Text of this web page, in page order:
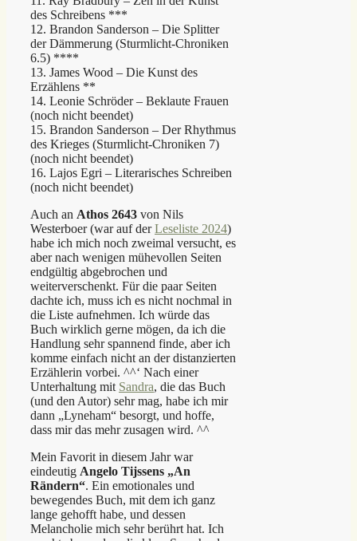
des Schreibens ***
12. Brandon Sanderson – Die Splitter
der Dämmerung (Sturmlicht-Chroniken
6.5) ****
13. James Wood – Die Kunst des
Erzählens **
14. Leonie Schröder – Beklaute Frauen
(noch nicht beendet)
15. Brandon Sanderson – Der Rhythmus
des Krieges (Sturmlicht-Chroniken 7)
(noch nicht beendet)
16. Lajos Egri – Literarisches Schreiben
(noch nicht beendet)
Auch an Athos 2643 von Nils
Westerboer (war auf derLeseliste 2024)
habe ich mich noch zweimal versucht, es
aber nach wenigen mühevollen Seiten
endgültig abgebrochen und
weiterverschenkt. Für die paar Seiten
dachte ich, muss ich es nicht nochmal in
die Liste aufnehmen. Ich würde das
Buch wirklich gerne mögen, da ich die
Handlung sehr spannend finde, aber ich
komme einfach nicht an der distanzierten
Erzählerin vorbei. ^^‘ Nach einer
Unterhaltung mit Sandra, die das Buch
(und den Autor) sehr mag, habe ich mir
dann „Lyneham“ besorgt, und hoffe,
dass mir das mehr zusagen wird. ^^
Mein Favorit in diesem Jahr war
eindeutig Angelo Tijssens „An
Rändern“. Ein emotionales und
bewegendes Buch, mit dem ich ganz
lange gehofft habe, und dessen
Melancholie mich sehr berührt hat. Ich